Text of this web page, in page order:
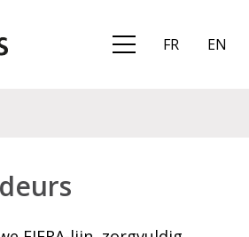
FR EN